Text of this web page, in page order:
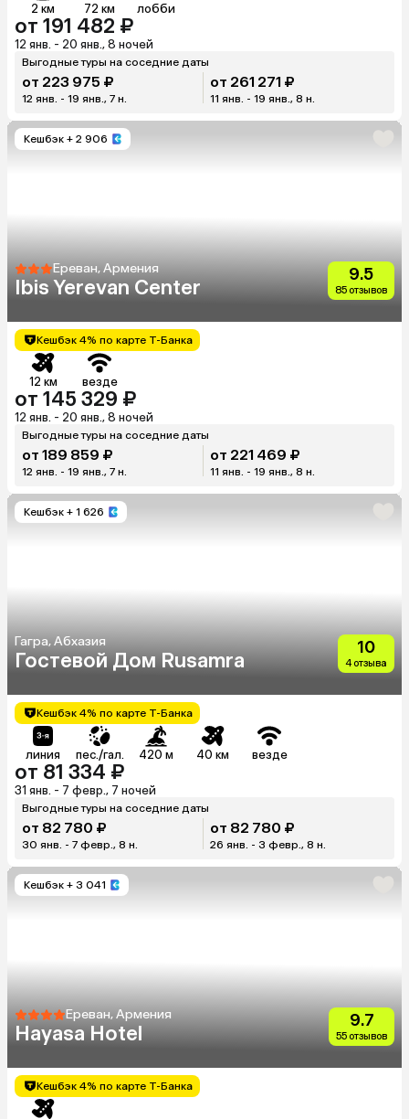
2 км 72 км лобби
от 191 482 ₽
12 янв. - 20 янв., 8 ночей
Выгодные туры на соседние даты
от 223 975 ₽
12 янв. - 19 янв., 7 н.
от 261 271 ₽
11 янв. - 19 янв., 8 н.
Кешбэк + 2 906
Ереван, Армения
Ibis Yerevan Center
9.5
85 отзывов
Кешбэк 4% по карте Т-Банка
12 км везде
от 145 329 ₽
12 янв. - 20 янв., 8 ночей
Выгодные туры на соседние даты
от 189 859 ₽
12 янв. - 19 янв., 7 н.
от 221 469 ₽
11 янв. - 19 янв., 8 н.
Кешбэк + 1 626
Гагра, Абхазия
Гостевой Дом Rusamra
10
4 отзыва
Кешбэк 4% по карте Т-Банка
линия пес./гал. 420 м 40 км везде
от 81 334 ₽
31 янв. - 7 февр., 7 ночей
Выгодные туры на соседние даты
от 82 780 ₽
30 янв. - 7 февр., 8 н.
от 82 780 ₽
26 янв. - 3 февр., 8 н.
Кешбэк + 3 041
Ереван, Армения
Hayasa Hotel
9.7
55 отзывов
Кешбэк 4% по карте Т-Банка